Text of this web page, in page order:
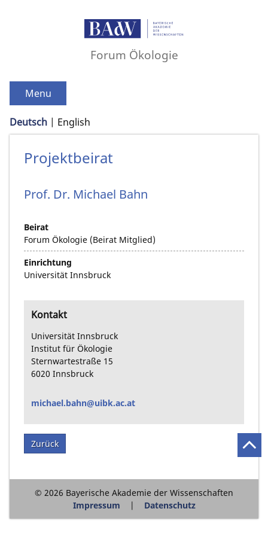
Forum Ökologie
Menu
Deutsch English
Projektbeirat
Prof. Dr. Michael Bahn
Beirat
Forum Ökologie (Beirat Mitglied)
Einrichtung
Universität Innsbruck
Kontakt
Universität Innsbruck
Institut für Ökologie
Sternwartestraße 15
6020 Innsbruck
michael.bahn@uibk.ac.at
Zurück
© 2026 Bayerische Akademie der Wissenschaften
Impressum
Datenschutz